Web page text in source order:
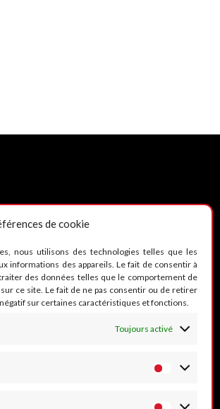
de cookie
nous utilisons des technologies telles que les
informations des appareils. Le fait de consentir à
des données telles que le comportement de
ce site. Le fait de ne pas consentir ou de retirer
sur certaines caractéristiques et fonctions.
Toujours activé